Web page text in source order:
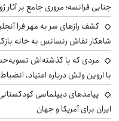
جنایی فرانسه؛ مروری جامع بر آثار
کشف رازهای سر به مهر فرا
شاهکار نقاش رنسانس به خانه
مردی که با گذشته‌اش
با اروین ولش درباره اعتیاد،
پیامدهای دیپلماسی
ایران برای آمریکا و جهان